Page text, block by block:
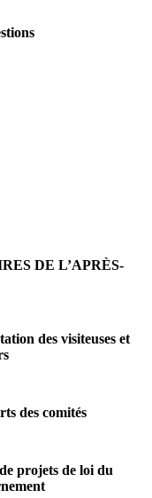
DE L’APRÈS-
des visiteuses et
des comités
projets de loi du